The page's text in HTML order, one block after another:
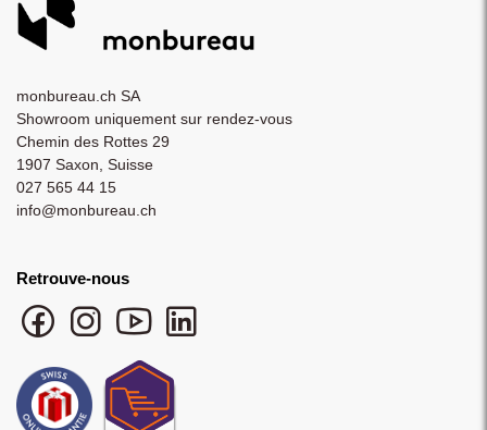
monbureau.ch SA
Showroom uniquement sur rendez-vous
Chemin des Rottes 29
1907 Saxon, Suisse
027 565 44 15
info@monbureau.ch
Retrouve-nous
Facebook monbureau
Instagram monbureau
YouTube monbureau